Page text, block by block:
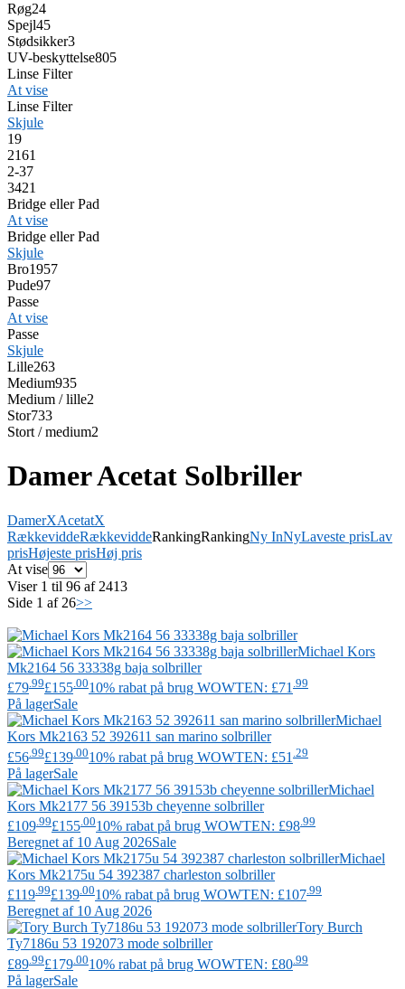
Røg24
Spejl45
Stødsikker3
UV-beskyttelse805
Linse Filter
At vise
Linse Filter
Skjule
19
2161
2-37
3421
Bridge eller Pad
At vise
Bridge eller Pad
Skjule
Bro1957
Pude97
Passe
At vise
Passe
Skjule
Lille263
Medium935
Medium / lille2
Stor733
Stort / medium2
Damer Acetat Solbriller
DamerXAcetatX
RækkeviddeRækkeviddeRankingRankingNy InNyLaveste prisLav
prisHøjeste prisHøj pris
At vise
Viser 1 til 96 af 2413
Side 1 af 26>>
Michael Kors
Mk2164 56 33338g baja solbriller
£79 .99£155 .0010% rabat på brug WOWTEN: £71 .99
På lagerSale
Michael
Kors Mk2163 52 392611 san marino solbriller
£56 .99£139 .0010% rabat på brug WOWTEN: £51 .29
På lagerSale
Michael
Kors Mk2177 56 39153b cheyenne solbriller
£109 .99£155 .0010% rabat på brug WOWTEN: £98 .99
Beregnet af 10 Aug 2026Sale
Michael
Kors Mk2175u 54 392387 charleston solbriller
£119 .99£139 .0010% rabat på brug WOWTEN: £107 .99
Beregnet af 10 Aug 2026
Tory Burch
Ty7186u 53 192073 mode solbriller
£89 .99£179 .0010% rabat på brug WOWTEN: £80 .99
På lagerSale